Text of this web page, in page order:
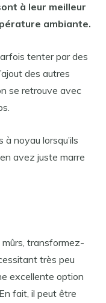
à leur meilleur
ambiante.
tenter par des
des autres
se retrouve avec
noyau lorsqu’ils
avez juste marre
transformez-
très peu
excellente option
fait, il peut être